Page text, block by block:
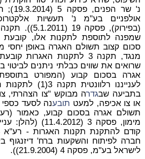
שמפנה לתוספת לתקנות אלו, קובעת
סכום קצוב תשולם האגרה באופן יחסי
מנגד, תקנה 3 לתקנות
שרואים את שווים כבלתי ניתנים
אגרה בסכום קבוע (המפורט
לענייננו
בתביעה שבגדרה מבוקש "צו הצהרתי,
או צו אכיפה, למעט תובענה לסעד
מימון, פסקה 3
חברה לפיתוח והשקעות ברח' דיזנגוף
לישראל בע"מ, פסקה 4 (21.9.2004)).